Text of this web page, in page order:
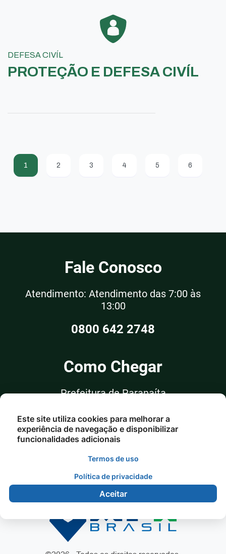
DEFESA CIVÍL
PROTEÇÃO E DEFESA CIVÍL
1 2 3 4 5 6
Fale Conosco
Atendimento: Atendimento das 7:00 às
13:00
0800 642 2748
Como Chegar
Prefeitura de Paranaíta
Rua Alceu Rossi, nº 351, Sala 03
Centro - Paranaíta/MT
Este site utiliza cookies para melhorar a
experiência de navegação e disponibilizar
funcionalidades adicionais
Termos de uso
Política de privacidade
Aceitar